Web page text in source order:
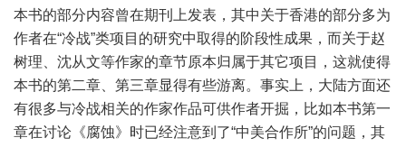
本书的部分内容曾在期刊上发表，其中关于香港的部分多为
作者在“冷战”类项目的研究中取得的阶段性成果，而关于赵
树理、沈从文等作家的章节原本归属于其它项目，这就使得
本书的第二章、第三章显得有些游离。事实上，大陆方面还
有很多与冷战相关的作家作品可供作者开掘，比如本书第一
章在讨论《腐蚀》时已经注意到了“中美合作所”的问题，其